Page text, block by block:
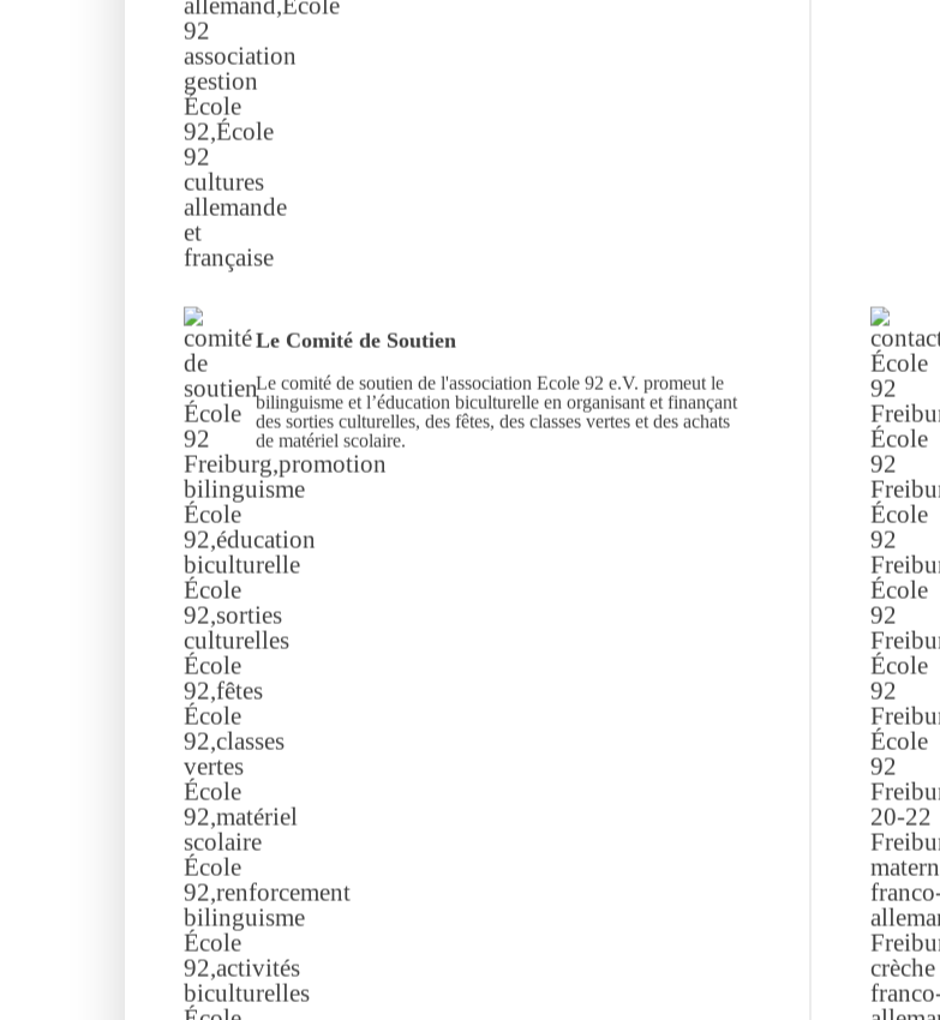
Le Comité de Soutien
Le comité de soutien de l'association Ecole 92 e.V. promeut le
bilinguisme et l’éducation biculturelle en organisant et finançant
des sorties culturelles, des fêtes, des classes vertes et des achats
de matériel scolaire.